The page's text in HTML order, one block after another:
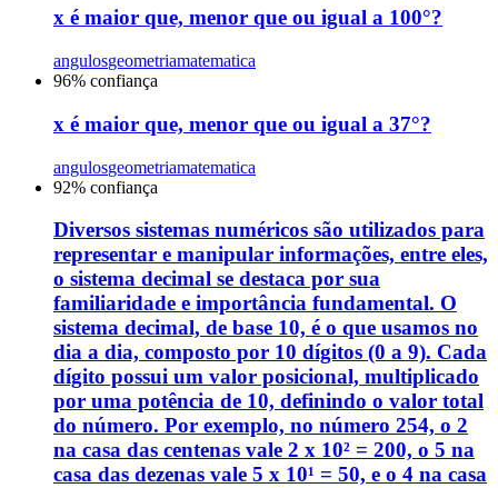
x é maior que, menor que ou igual a 100°?
angulosgeometriamatematica
96% confiança
x é maior que, menor que ou igual a 37°?
angulosgeometriamatematica
92% confiança
Diversos sistemas numéricos são utilizados para
representar e manipular informações, entre eles,
o sistema decimal se destaca por sua
familiaridade e importância fundamental. O
sistema decimal, de base 10, é o que usamos no
dia a dia, composto por 10 dígitos (0 a 9). Cada
dígito possui um valor posicional, multiplicado
por uma potência de 10, definindo o valor total
do número. Por exemplo, no número 254, o 2
na casa das centenas vale 2 x 10² = 200, o 5 na
casa das dezenas vale 5 x 10¹ = 50, e o 4 na casa